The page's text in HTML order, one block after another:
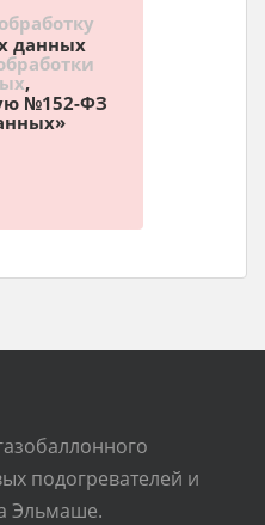
данных
,
№152-ФЗ
подогревателей и
Эльмаше.